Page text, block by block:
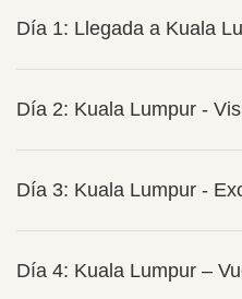
Día 1: Llegada a Kuala
Día 2: Kuala Lumpur -
Día 3: Kuala Lumpur -
Día 4: Kuala Lumpur –